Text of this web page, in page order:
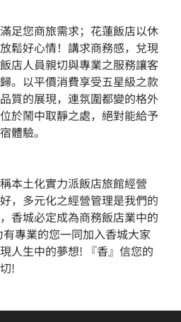
足您商旅需求；花蓮飯店以休
鬆好心情！講求商務感，兌現
店人員親切與專業之服務讓客
。以平價消費享受五星級之款
質的展現，連氛圍都變的格外
於鬧中取靜之處，絕對能給予
體驗。
本土化實力派飯店旅館經營
，多元化之經營管理是我們的
香城必定成為商務飯店業中的
專業的您一同加入香城大家
人生中的夢想! 『香』信您的
!